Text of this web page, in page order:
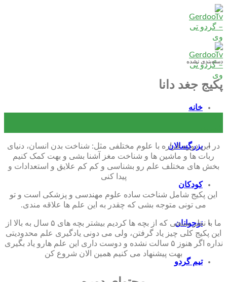
Skip
to
content
خانه
بزرگسالان
کودکان
نوجوانان
تیم گردو
دسته‌بندی نشده
پکیج جغد دانا
در این دوره قراره با علوم مختلفی مثل: شناخت بدن انسان، دنیای
ربات ها و ماشین ها و شناخت مغز آشنا بشی و بهت کمک کنیم
بخش های مختلف علم رو بشناسی و کم کم علایق و استعدادات و
پیدا کنی
این پکیج شامل شناخت ساده علوم مهندسی و پزشکی است و تو
می تونی متوجه بشی که چقدر به این علم ها علاقه مندی.
ما با نظر سنجی که از بچه ها کردیم بیشتر بچه های ۵ سال به بالا از
این پکیج کلی چیز یاد گرفتن، ولی می دونی یادگیری علم محدودیتی
نداره اگر هنوز ۵ سالت نشده و دوست داری این علم هارو یاد بگیری
بهت پیشنهاد می کنیم همین الان شروع کن